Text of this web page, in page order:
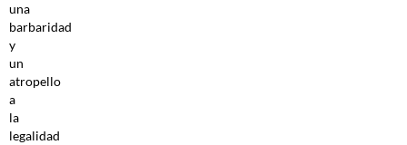
una
barbaridad
y
un
atropello
a
la
legalidad